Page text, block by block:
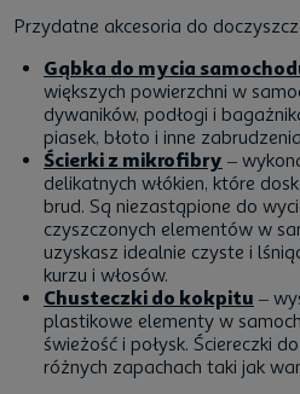
Przydatne akcesoria do
Gąbka do mycia
większych powierzchni w
dywaników, podłogi i
piasek, błoto i inne
Ścierki z mikrofibry –
delikatnych włókien, które
brud. Są niezastąpione do
czyszczonych elementów w
uzyskasz idealnie czyste i
kurzu i włosów.
Chusteczki do kokpitu –
plastikowe elementy w
świeżość i połysk. Ściereczki
różnych zapachach taki jak